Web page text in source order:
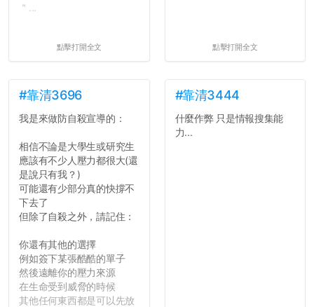
＂...
點擊打開全文 點擊打開全文
#靠清3696
我是來做防自殺宣導的：
相信不論是大學生或研究生
應該有不少人壓力都很大(還
是說只有我？)
可能還有少部分真的快撐不
下去了
但除了自殺之外，請記住：
你還有其他的選擇
例如簽下某張酷酷的單子
然後遠離你的壓力來源
在生命受到威脅的時候
其他任何東西都是可以先放
#靠清3444
什麼作弊 只是情報搜集能
力...